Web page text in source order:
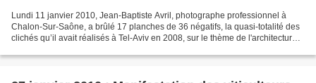
Lundi 11 janvier 2010, Jean-Baptiste Avril, photographe professionnel à
Chalon-Sur-Saône, a brûlé 17 planches de 36 négatifs, la quasi-totalité des
clichés qu’il avait réalisés à Tel-Aviv en 2008, sur le thème de l'architecture